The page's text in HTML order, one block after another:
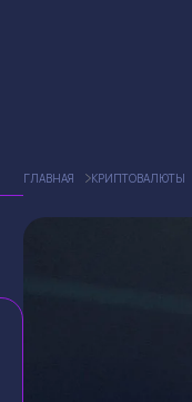
ГЛАВНАЯ КРИПТОВАЛЮТЫ